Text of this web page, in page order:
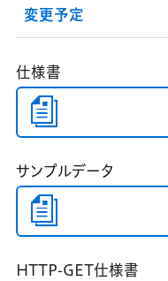
変更予定
仕様書
サンプルデータ
HTTP-GET仕様書